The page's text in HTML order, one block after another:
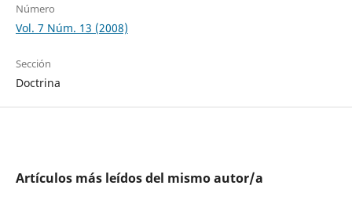
Número
Vol. 7 Núm. 13 (2008)
Sección
Doctrina
Artículos más leídos del mismo autor/a